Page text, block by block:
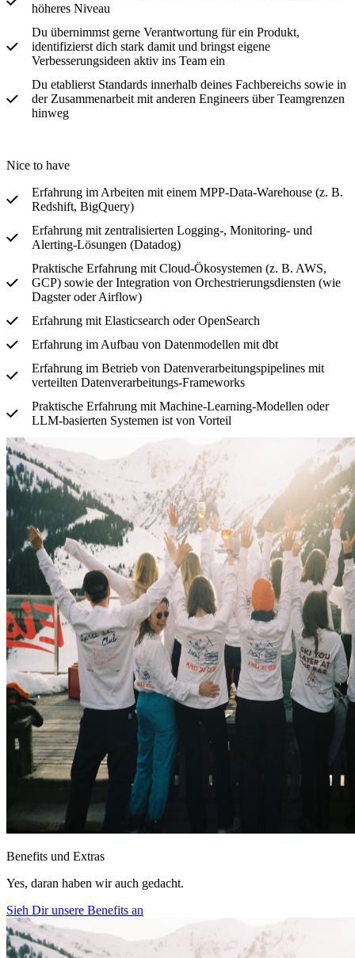
höheres Niveau
Du übernimmst gerne Verantwortung für ein Produkt,
identifizierst dich stark damit und bringst eigene
Verbesserungsideen aktiv ins Team ein
Du etablierst Standards innerhalb deines Fachbereichs sowie in
der Zusammenarbeit mit anderen Engineers über Teamgrenzen
hinweg
Nice to have
Erfahrung im Arbeiten mit einem MPP-Data-Warehouse (z. B.
Redshift, BigQuery)
Erfahrung mit zentralisierten Logging-, Monitoring- und
Alerting-Lösungen (Datadog)
Praktische Erfahrung mit Cloud-Ökosystemen (z. B. AWS,
GCP) sowie der Integration von Orchestrierungsdiensten (wie
Dagster oder Airflow)
Erfahrung mit Elasticsearch oder OpenSearch
Erfahrung im Aufbau von Datenmodellen mit dbt
Erfahrung im Betrieb von Datenverarbeitungspipelines mit
verteilten Datenverarbeitungs-Frameworks
Praktische Erfahrung mit Machine-Learning-Modellen oder
LLM-basierten Systemen ist von Vorteil
Benefits und Extras
Yes, daran haben wir auch gedacht.
Sieh Dir unsere Benefits an